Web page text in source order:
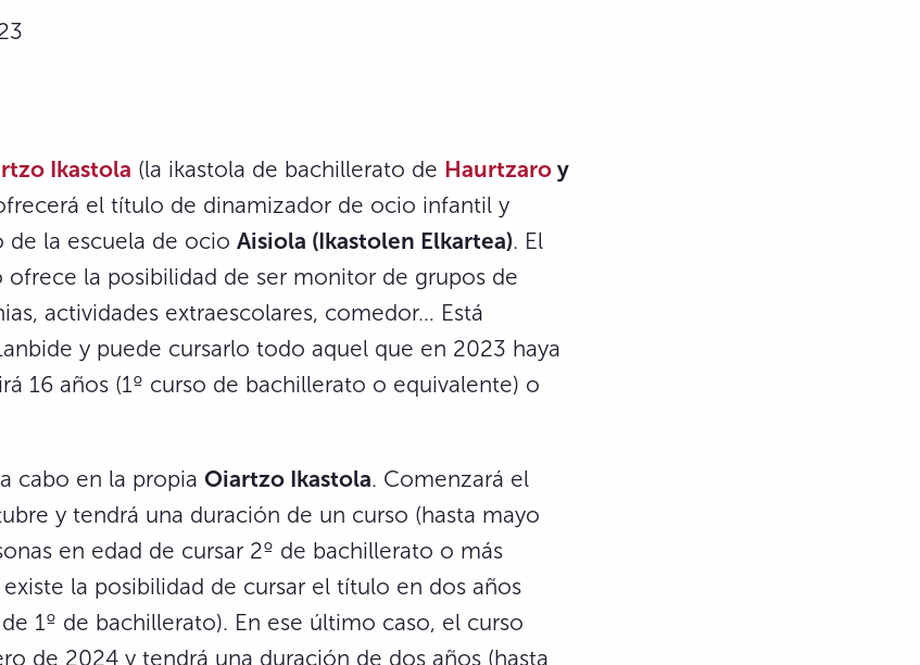
Ikastola (la ikastola de bachillerato de Haurtzaro y
el título de dinamizador de ocio infantil y
de la escuela de ocio Aisiola (Ikastolen Elkartea). El
ofrece la posibilidad de ser monitor de grupos de
actividades extraescolares, comedor… Está
y puede cursarlo todo aquel que en 2023 haya
16 años (1º curso de bachillerato o equivalente) o
cabo en la propia Oiartzo Ikastola. Comenzará el
y tendrá una duración de un curso (hasta mayo
en edad de cursar 2º de bachillerato o más
la posibilidad de cursar el título en dos años
1º de bachillerato). En ese último caso, el curso
de 2024 y tendrá una duración de dos años (hasta